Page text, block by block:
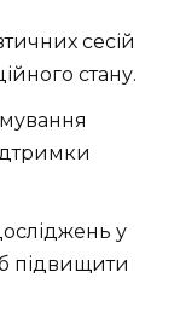
сесій
стану.
у
підвищити